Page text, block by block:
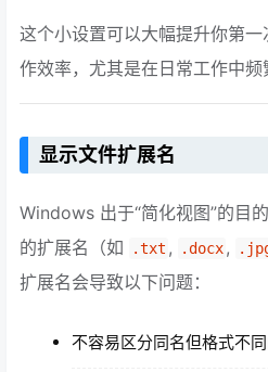
这个小设置可以大幅提升你第
作效率，尤其是在日常工作中频
显示文件扩展名
Windows 出于“简化视图”的目
的扩展名（如
.txt , .docx,
扩展名会导致以下问题：
不容易区分同名但格式不同